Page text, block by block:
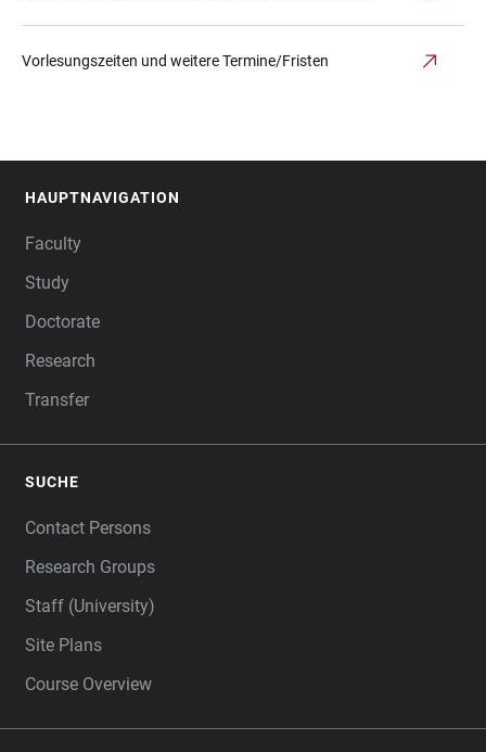
Vorlesungszeiten und weitere Termine/Fristen
HAUPTNAVIGATION
Faculty
Study
Doctorate
Research
Transfer
SUCHE
Contact Persons
Research Groups
Staff (University)
Site Plans
Course Overview